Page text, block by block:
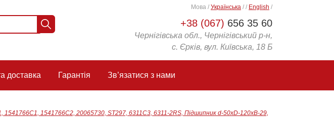
+38 (067) 656 35 60
Чернігівська обл., Чернігівський р-н,
с. Єрків, вул. Київська, 18 Б
Мова / Українська / / English /
доставка Гарантія Зв’язатися з нами
1541766C1, 1541766C2, 20065730, ST297, 6311C3, 6311-2RS, Підшипник d-50xD-120xB-29,